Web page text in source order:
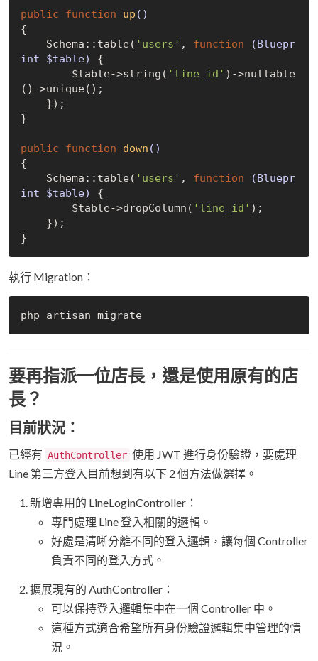
public function up ()
{
    Schema::table(
'users' , function
(Bluepr
int $table)
{
        $table->string(
'line_id' )->nullable
()->unique();
}
public function down ()
{
    Schema::table(
'users' , function
(Bluepr
int $table)
{
        $table->dropColumn(
'line_id' );
執行 Migration：
php artisan migrate
要再指派一位店長，還是使用原有的店
長？
目前狀況：
已經有 AuthController 使用 JWT 進行身份驗證，要處理
Line 第三方登入目前想到有以下 2 個方法做選擇。
新增專用的 LineLoginController：
專門處理 Line 登入相關的邏輯。
好處是清晰分離不同的登入邏輯，讓每個 Controller
負責不同的登入方式。
擴展現有的 AuthController：
可以保持登入邏輯集中在一個 Controller 中。
這種方式適合希望所有身份驗證邏輯集中管理的情
況。